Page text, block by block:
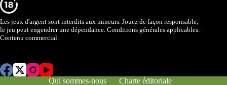
Les jeux d'argent sont interdits aux mineurs. Jouez de façon responsable,
le jeu peut engendrer une dépendance. Conditions générales applicables.
Contenu commercial.
Qui sommes-nous Charte éditoriale